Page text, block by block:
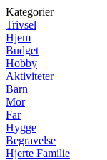
Kategorier
Trivsel
Hjem
Budget
Hobby
Aktiviteter
Barn
Mor
Far
Hygge
Begravelse
Hjerte Familie